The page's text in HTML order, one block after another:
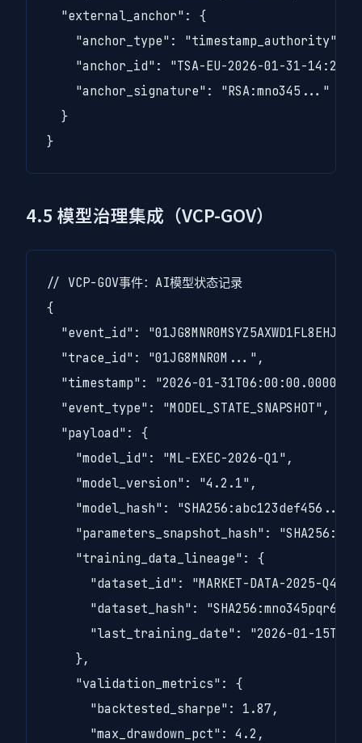
  "external_anchor": {
    "anchor_type": "timestamp_authority",
"anchor_id": "TSA-EU-2026-01-31-
    "anchor_signature": "RSA:mno345..."
  }
}
4.5 模型治理集成（VCP-GOV）
// VCP-GOV事件：AI模型状态记录
{
  "event_id": "01JG8MNR0MSYZ5AXWD1FL8EHJV",
  "trace_id": "01JG8MNR0M...",
"timestamp": "2026-01-
  "event_type": "MODEL_STATE_SNAPSHOT",
  "payload": {
    "model_id": "ML-EXEC-2026-Q1",
    "model_version": "4.2.1",
    "model_hash": "SHA256:abc123def456...",
"parameters_snapshot_hash":
    "training_data_lineage": {
      "dataset_id": "MARKET-DATA-2025-Q4",
"dataset_hash":
"last_training_date": "2026-01-
    },
    "validation_metrics": {
      "backtested_sharpe": 1.87,
      "max_drawdown_pct": 4.2,